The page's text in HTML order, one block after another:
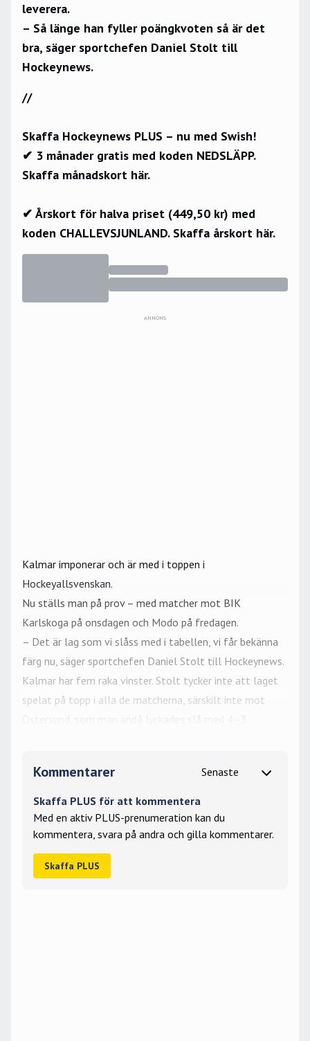
leverera.
– Så länge han fyller poängkvoten så är det
bra, säger sportchefen Daniel Stolt till
Hockeynews.
//
Skaffa Hockeynews PLUS – nu med Swish!
✔ 3 månader gratis med koden NEDSLÄPP.
Skaffa månadskort här.
✔ Årskort för halva priset (449,50 kr) med
koden CHALLEVSJUNLAND. Skaffa årskort här.
ANNONS
Kalmar imponerar och är med i toppen i
Hockeyallsvenskan.
Nu ställs man på prov – med matcher mot BIK
Karlskoga på onsdagen och Modo på fredagen.
– Det är lag som vi slåss med i tabellen, vi får bekänna
färg nu, säger sportchefen Daniel Stolt till Hockeynews.
Kalmar har fem raka vinster. Stolt tycker inte att laget
spelat på topp i alla de matcherna, särskilt inte mot
Kommentarer
Skaffa PLUS för att kommentera
Med en aktiv PLUS-prenumeration kan du
kommentera, svara på andra och gilla kommentarer.
Skaffa PLUS